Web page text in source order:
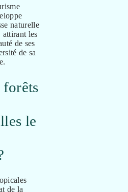
naturelle
attirant les
de ses
de sa
forêts
le